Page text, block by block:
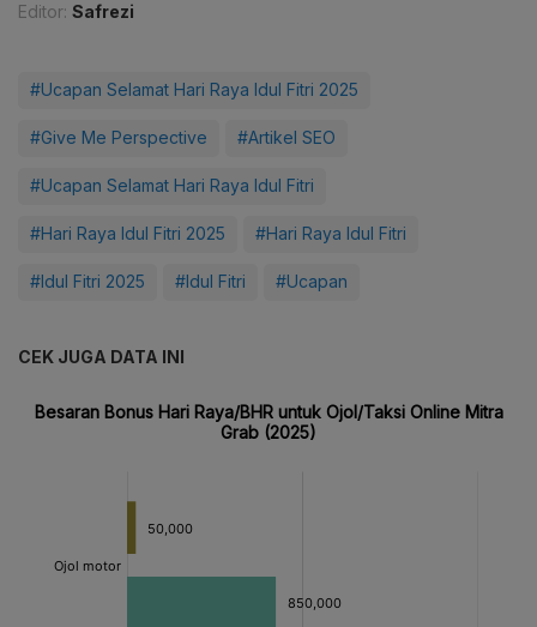
Editor: Safrezi
#Ucapan Selamat Hari Raya Idul Fitri 2025
#Give Me Perspective #Artikel SEO
#Ucapan Selamat Hari Raya Idul Fitri
#Hari Raya Idul Fitri 2025 #Hari Raya Idul Fitri
#Idul Fitri 2025 #Idul Fitri #Ucapan
CEK JUGA DATA INI